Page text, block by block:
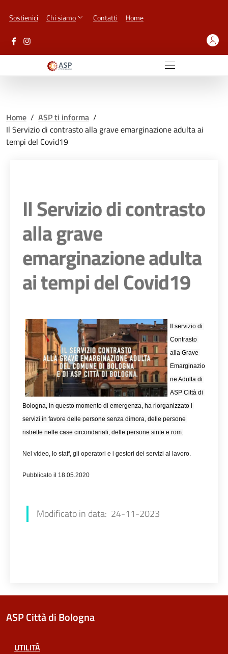
Sostienici Chi siamo Contatti Home
Home / ASP ti informa /
Il Servizio di contrasto alla grave emarginazione adulta ai
tempi del Covid19
Il Servizio di contrasto
alla grave
emarginazione adulta
ai tempi del Covid19
Il servizio di
Contrasto
alla Grave
Emarginazio
ne Adulta di
ASP Città di
Bologna, in questo momento di emergenza, ha riorganizzato i
servizi in favore delle persone senza dimora, delle persone
ristrette nelle case circondariali, delle persone sinte e rom.
Nel video, lo staff, gli operatori e i gestori dei servizi al lavoro.
Pubblicato il 18.05.2020
Modificato in data: 24-11-2023
ASP Città di Bologna
UTILITÀ